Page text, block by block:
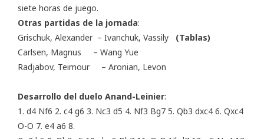
siete horas de juego.
Otras partidas de la jornada:
Grischuk, Alexander – Ivanchuk, Vassily
(Tablas)
Carlsen, Magnus – Wang Yue
Radjabov, Teimour – Aronian, Levon
Desarrollo del duelo Anand-Leinier:
1. d4 Nf6 2. c4 g6 3. Nc3 d5 4. Nf3 Bg7 5. Qb3 dxc4 6. Qxc4
O-O 7. e4 a6 8.